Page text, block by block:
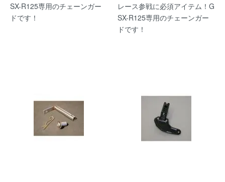
SX-R125専用のチェーンガー
ドです！
レース参戦に必須アイテム！G
SX-R125専用のチェーンガー
ドです！